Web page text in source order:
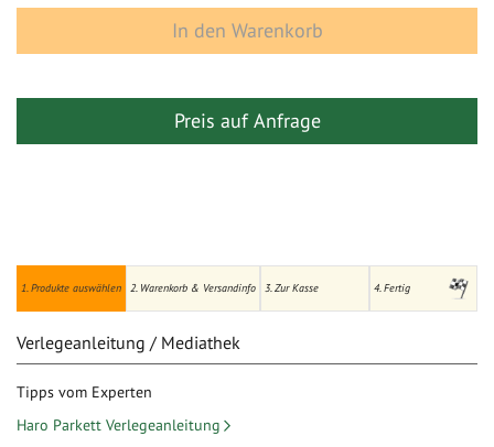
1. Produkte auswählen 2. Warenkorb & Versandinfo 3. Zur Kasse 4. Fertig
In den Warenkorb
Preis auf Anfrage
Verlegeanleitung / Mediathek
Tipps vom Experten
Haro Parkett Verlegeanleitung